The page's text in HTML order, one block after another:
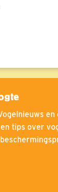
en
tips over